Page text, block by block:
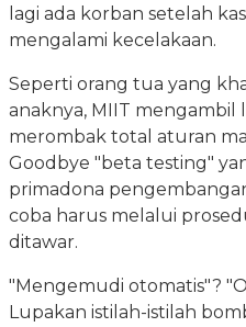
lagi ada korban setelah
mengalami kecelakaan.
Seperti orang tua yang
anaknya, MIIT mengambil
merombak total aturan
Goodbye "beta testing"
primadona
coba harus melalui
ditawar.
"Mengemudi otomatis"?
Lupakan istilah-istilah